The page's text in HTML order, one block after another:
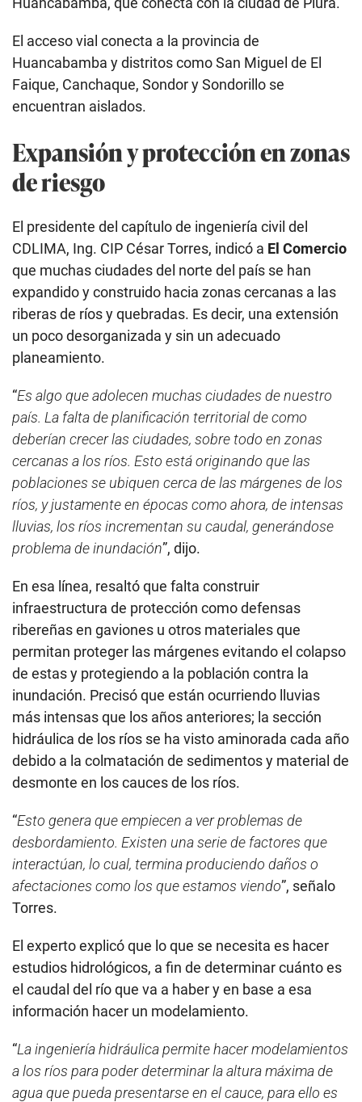
El acceso vial conecta a la provincia de
Huancabamba y distritos como San Miguel de El
Faique, Canchaque, Sondor y Sondorillo se
encuentran aislados.
Expansión y protección en zonas
de riesgo
El presidente del capítulo de ingeniería civil del
CDLIMA, Ing. CIP César Torres, indicó a El Comercio
que muchas ciudades del norte del país se han
expandido y construido hacia zonas cercanas a las
riberas de ríos y quebradas. Es decir, una extensión
un poco desorganizada y sin un adecuado
planeamiento.
“Es algo que adolecen muchas ciudades de nuestro
país. La falta de planificación territorial de como
deberían crecer las ciudades, sobre todo en zonas
cercanas a los ríos. Esto está originando que las
poblaciones se ubiquen cerca de las márgenes de los
ríos, y justamente en épocas como ahora, de intensas
lluvias, los ríos incrementan su caudal, generándose
problema de inundación”, dijo.
En esa línea, resaltó que falta construir
infraestructura de protección como defensas
ribereñas en gaviones u otros materiales que
permitan proteger las márgenes evitando el colapso
de estas y protegiendo a la población contra la
inundación. Precisó que están ocurriendo lluvias
más intensas que los años anteriores; la sección
hidráulica de los ríos se ha visto aminorada cada año
debido a la colmatación de sedimentos y material de
desmonte en los cauces de los ríos.
“Esto genera que empiecen a ver problemas de
desbordamiento. Existen una serie de factores que
interactúan, lo cual, termina produciendo daños o
afectaciones como los que estamos viendo”, señalo
Torres.
El experto explicó que lo que se necesita es hacer
estudios hidrológicos, a fin de determinar cuánto es
el caudal del río que va a haber y en base a esa
información hacer un modelamiento.
“La ingeniería hidráulica permite hacer modelamientos
a los ríos para poder determinar la altura máxima de
agua que pueda presentarse en el cauce, para ello es